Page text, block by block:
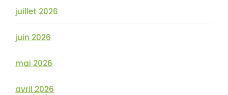
juillet 2026
juin 2026
mai 2026
avril 2026